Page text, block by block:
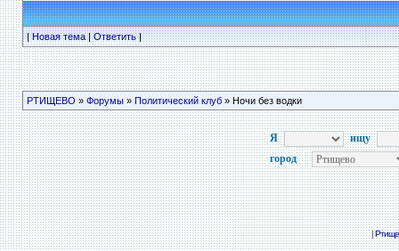
|Новая тема|Ответить|
РТИЩЕВО » Форумы» Политический клуб» Ночи без водки
Я
ищу
город
|